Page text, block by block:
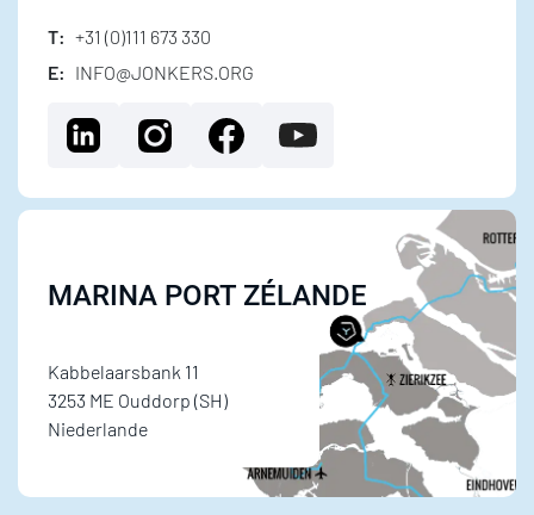
T: +31 (0)111 673 330
E: INFO@JONKERS.ORG
MARINA PORT ZÉLANDE
Kabbelaarsbank 11
3253 ME Ouddorp (SH)
Niederlande